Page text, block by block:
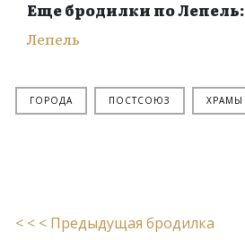
Еще бродилки по Лепель:
Лепель
ГОРОДА ПОСТСОЮЗ ХРАМЫ
< < < Предыдущая бродилка